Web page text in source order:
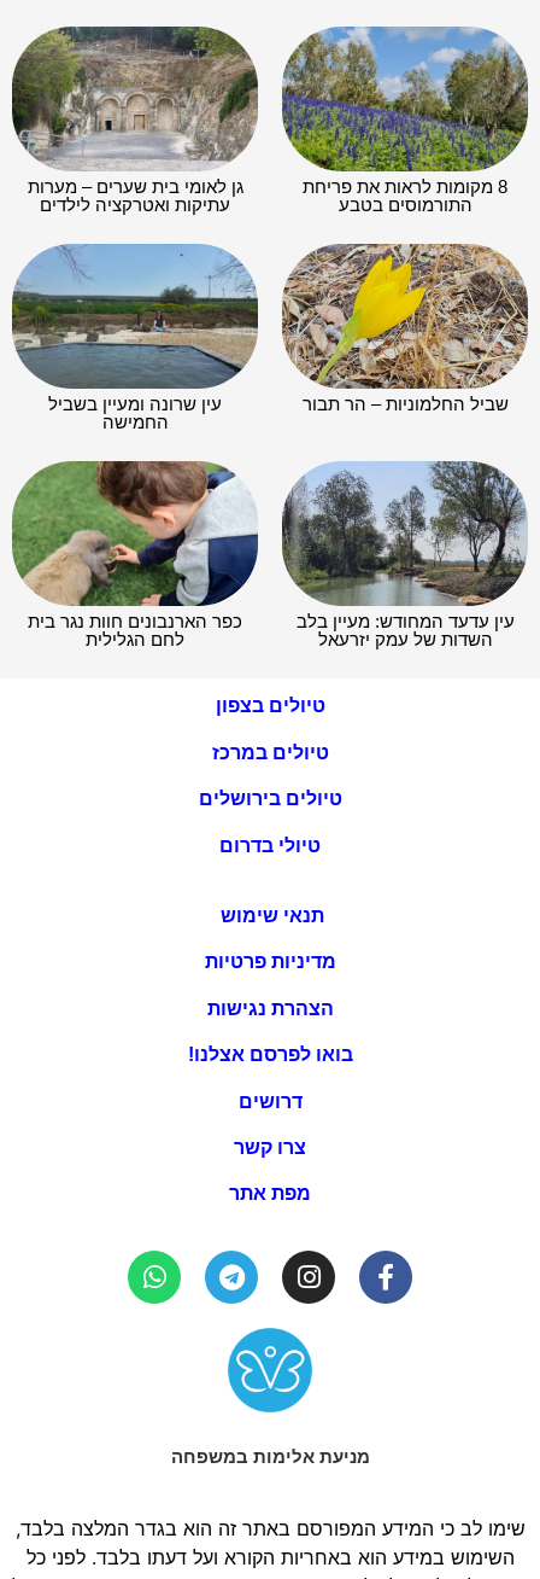
8 מקומות לראות את פריחת
התורמוסים בטבע
גן לאומי בית שערים – מערות
עתיקות ואטרקציה לילדים
שביל החלמוניות – הר תבור
עין שרונה ומעיין בשביל
החמישה
עין עדעד המחודש: מעיין בלב
השדות של עמק יזרעאל
כפר הארנבונים חוות נגר בית
לחם הגלילית
טיולים בצפון
טיולים במרכז
טיולים בירושלים
טיולי בדרום
תנאי שימוש
מדיניות פרטיות
הצהרת נגישות
בואו לפרסם אצלנו!
דרושים
צרו קשר
מפת אתר
מניעת אלימות במשפחה
שימו לב כי המידע המפורסם באתר זה הוא בגדר המלצה בלבד,
השימוש במידע הוא באחריות הקורא ועל דעתו בלבד. לפני כל